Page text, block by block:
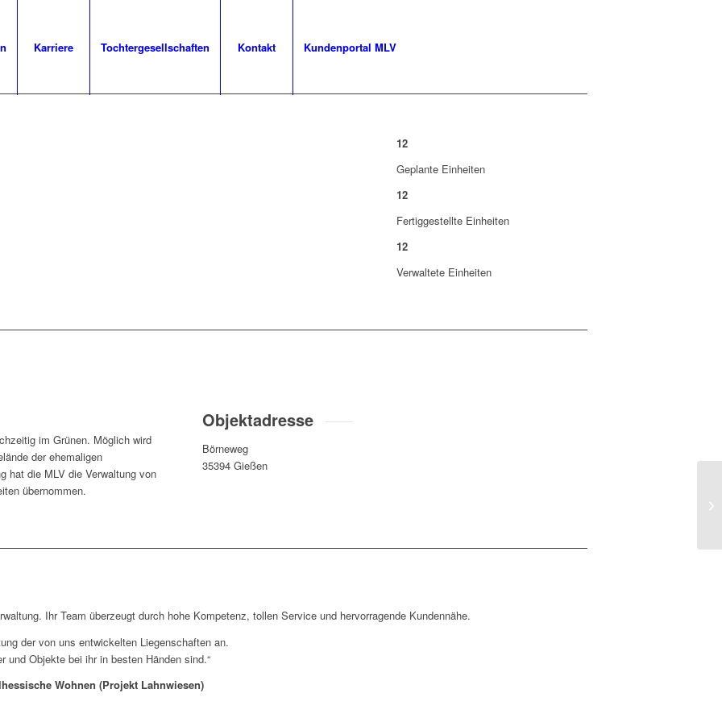
Karriere Tochtergesellschaften Kontakt Kundenportal MLV
12
Geplante Einheiten
12
Fertiggestellte Einheiten
12
Verwaltete Einheiten
im Grünen. Möglich wird
der ehemaligen
hat die MLV die Verwaltung von
übernommen.
Objektadresse
Börneweg
35394 Gießen
Ihr Team überzeugt durch hohe Kompetenz, tollen Service und hervorragende Kundennähe.
der von uns entwickelten Liegenschaften an.
und Objekte bei ihr in besten Händen sind.“
Wohnen (Projekt Lahnwiesen)